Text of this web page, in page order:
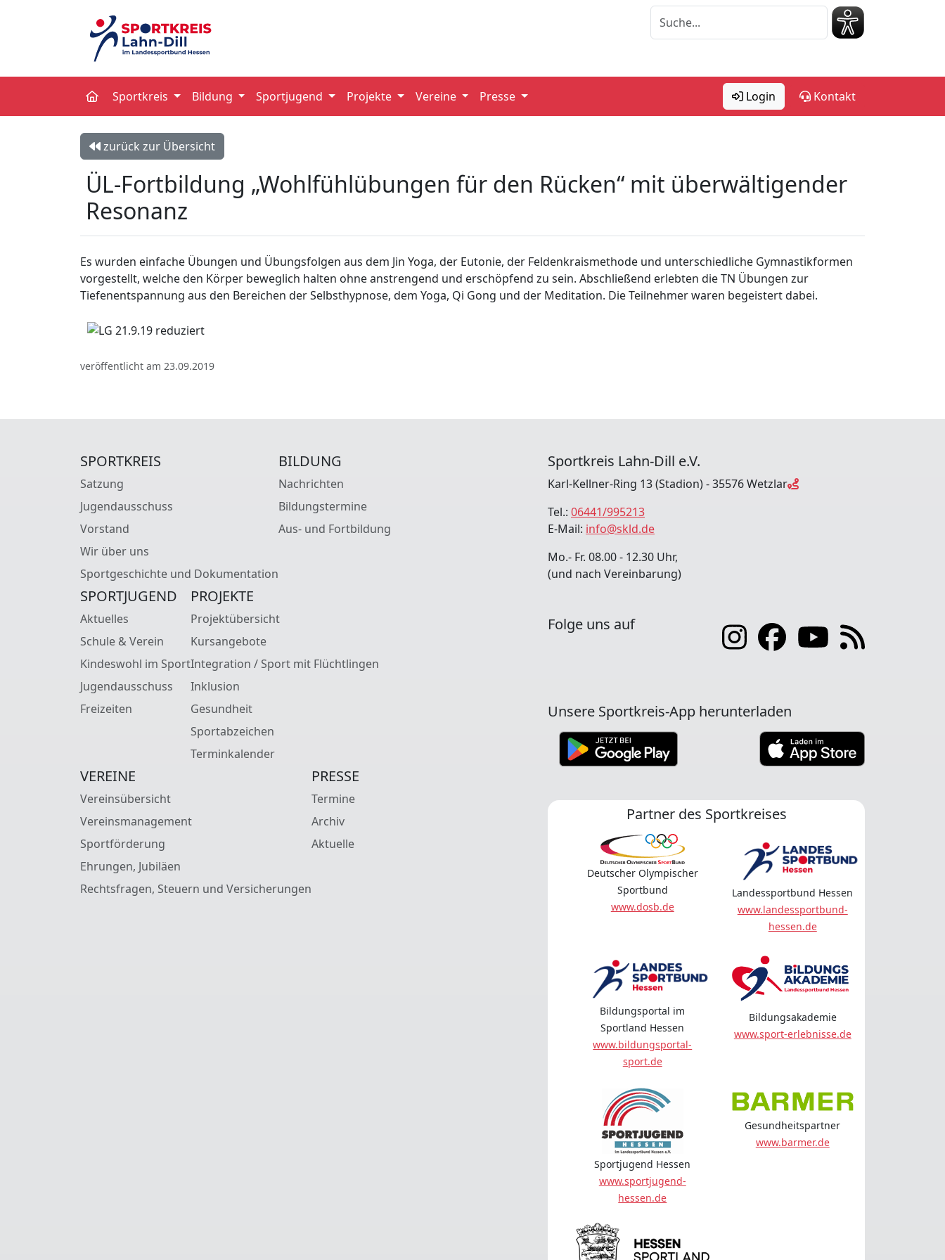
Sportkreis Bildung Sportjugend Projekte Vereine Presse Login Kontakt
zurück zur Übersicht
ÜL-Fortbildung „Wohlfühlübungen für den Rücken“ mit überwältigender
Resonanz
Es wurden einfache Übungen und Übungsfolgen aus dem Jin Yoga, der Eutonie, der Feldenkraismethode und unterschiedliche Gymnastikformen
vorgestellt, welche den Körper beweglich halten ohne anstrengend und erschöpfend zu sein. Abschließend erlebten die TN Übungen zur
Tiefenentspannung aus den Bereichen der Selbsthypnose, dem Yoga, Qi Gong und der Meditation. Die Teilnehmer waren begeistert dabei.
veröffentlicht am 23.09.2019
SPORTKREIS
Satzung
Jugendausschuss
Vorstand
Wir über uns
Sportgeschichte und Dokumentation
BILDUNG
Nachrichten
Bildungstermine
Aus- und Fortbildung
SPORTJUGEND
Aktuelles
Schule & Verein
Kindeswohl im Sport
Jugendausschuss
Freizeiten
PROJEKTE
Projektübersicht
Kursangebote
Integration / Sport mit Flüchtlingen
Inklusion
Gesundheit
Sportabzeichen
Terminkalender
VEREINE
Vereinsübersicht
Vereinsmanagement
Sportförderung
Ehrungen, Jubiläen
Rechtsfragen, Steuern und Versicherungen
PRESSE
Termine
Archiv
Aktuelle
Sportkreis Lahn-Dill e.V.
Karl-Kellner-Ring 13 (Stadion) - 35576 Wetzlar
Tel.: 06441/995213
E-Mail: info@skld.de
Mo.- Fr. 08.00 - 12.30 Uhr,
(und nach Vereinbarung)
Folge uns auf
Unsere Sportkreis-App herunterladen
Partner des Sportkreises
Deutscher Olympischer
Sportbund
www.dosb.de
Landessportbund Hessen
www.landessportbund-
hessen.de
Bildungsportal im
Sportland Hessen
www.bildungsportal-
sport.de
Bildungsakademie
www.sport-erlebnisse.de
Sportjugend Hessen
www.sportjugend-
hessen.de
Gesundheitspartner
www.barmer.de